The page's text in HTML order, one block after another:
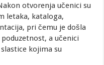
otvorenja učenici su
letaka, kataloga,
pri čemu je došla
a učenici
kojima su